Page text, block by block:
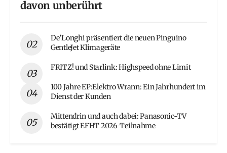
davon unberührt
De’Longhi präsentiert die neuen Pinguino
GentleJet Klimageräte
FRITZ! und Starlink: Highspeed ohne Limit
100 Jahre EP:Elektro Wrann: Ein Jahrhundert im
Dienst der Kunden
Mittendrin und auch dabei: Panasonic-TV
bestätigt EFHT 2026-Teilnahme